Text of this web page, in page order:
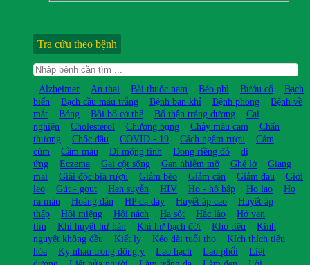
Tra cứu theo bệnh
Alzheimer An thai Bài thuốc nam Béo phì Bướu cổ
Bạch
biến
Bạch cầu máu trắng Bệnh ban khỉ Bệnh phong
Bệnh về
mắt
Bỏng Bồi bổ cở thể Bổ thận tráng dương
Cai
nghiện
Cholesterol Chướng bụng Chảy máu cam
Chấn
thương
Chốc đầu COVID - 19 Cách ngâm rượu
Cảm
cúm
Cầm máu Di mộng tinh Dong riềng đỏ
dị
ứng
Eczema Gai cột sống Gan nhiễm mỡ Ghẻ lở
Giang
mai
Giải độc bia rượu Giảm béo Giảm cân Giảm đau
Giời
leo
Gút - gout Hen suyễn HIV Ho - hô hấp Ho lao
Ho
ra máu
Hoàng đản HP dạ dày Huyết áp cao
Huyết áp
thấp
Hôi miệng Hôi nách Hạ sốt Hắc lào
Hở van
tim
Khí huyết hư hàn Khí hư bạch đới Khó tiêu
Kinh
nguyệt không đều
Kiết lỵ Kéo dài tuổi thọ
Kích thích tiêu
hóa
Kỵ nhau trong đông y Lao hạch Lao phổi
Liệt